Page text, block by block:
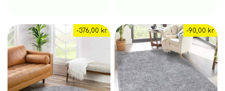
-376,00 kr. -90,00 kr.